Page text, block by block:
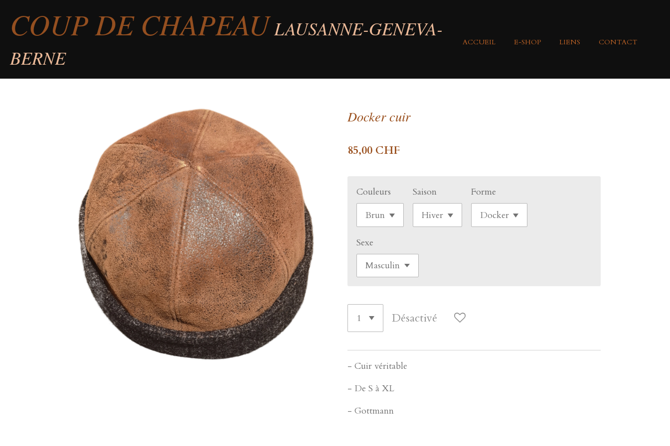
au
contenu
principal
COUP DE CHAPEAULAUSANNE-GENEVA-
BERNE
ACCUEIL E-SHOP LIENS CONTACT
Docker cuir
85,00 CHF
Couleurs Saison Forme
Sexe
Désactivé
- Cuir véritable
- De S à XL
- Gottmann